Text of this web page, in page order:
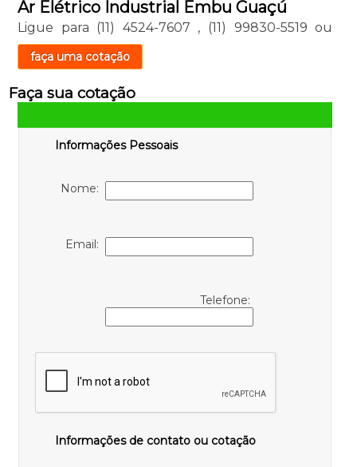
Ar Elétrico Industrial Embu Guaçú
Ligue para (11) 4524-7607 , (11) 99830-5519 ou
faça uma cotação
Faça sua cotação
Informações Pessoais
Nome:
Email:
Telefone:
Informações de contato ou cotação